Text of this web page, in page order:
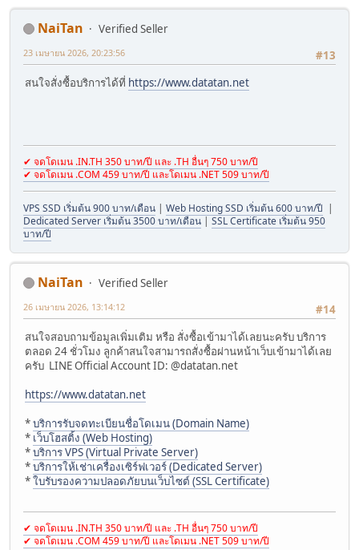
NaiTan
Verified Seller
#13
23 เมษายน 2026, 20:23:56
สนใจสั่งซื้อบริการได้ที่ https://www.datatan.net
✔ จดโดเมน .IN.TH 350 บาท/ปี และ .TH อื่นๆ 750 บาท/ปี
✔ จดโดเมน .COM 459 บาท/ปี และโดเมน .NET 509 บาท/ปี
VPS SSD เริ่มต้น 900 บาท/เดือน | Web Hosting SSD เริ่มต้น 600 บาท/ปี |
Dedicated Server เริ่มต้น 3500 บาท/เดือน | SSL Certificate เริ่มต้น 950
บาท/ปี
NaiTan
Verified Seller
#14
26 เมษายน 2026, 13:14:12
สนใจสอบถามข้อมูลเพิ่มเติม หรือ สั่งซื้อเข้ามาได้เลยนะครับ บริการ
ตลอด 24 ชั่วโมง ลูกค้าสนใจสามารถสั่งซื้อผ่านหน้าเว็บเข้ามาได้เลย
ครับ LINE Official Account ID: @datatan.net
https://www.datatan.net
*บริการรับจดทะเบียนชื่อโดเมน (Domain Name)
* เว็บโฮสติ้ง (Web Hosting)
*บริการ VPS (Virtual Private Server)
*บริการให้เช่าเครื่องเซิร์ฟเวอร์ (Dedicated Server)
*ใบรับรองความปลอดภัยบนเว็บไซต์ (SSL Certificate)
✔ จดโดเมน .IN.TH 350 บาท/ปี และ .TH อื่นๆ 750 บาท/ปี
✔ จดโดเมน .COM 459 บาท/ปี และโดเมน .NET 509 บาท/ปี